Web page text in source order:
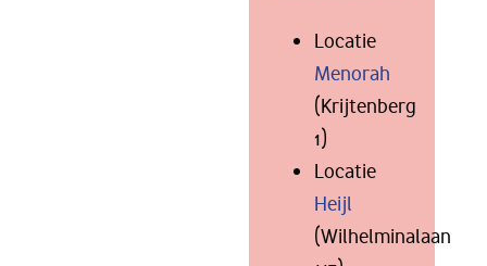
Locatie
Menorah
(Krijtenberg
1)
Locatie
Heijl
(Wilhelminalaan